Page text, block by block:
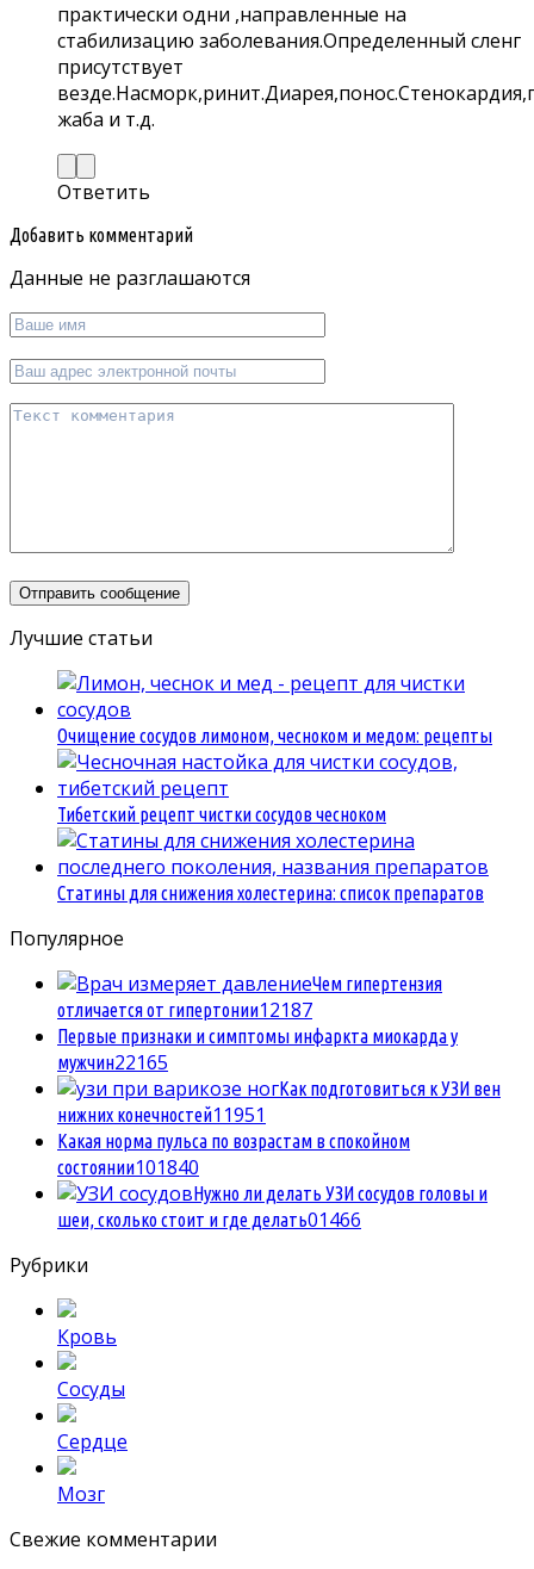
практически одни ,направленные на
стабилизацию заболевания.Определенный сленг
присутствует
жаба и т.д.
Ответить
Добавить комментарий
Данные не разглашаются
Лучшие статьи
Очищение сосудов лимоном, чесноком и медом: рецепты
Тибетский рецепт чистки сосудов чесноком
Статины для снижения холестерина: список препаратов
Популярное
Чем гипертензия
отличается от гипертонии12187
Первые признаки и симптомы инфаркта миокарда у
мужчин22165
Как подготовиться к УЗИ вен
нижних конечностей1 1951
Какая норма пульса по возрастам в спокойном
состоянии101840
Нужно ли делать УЗИ сосудов головы и
шеи, сколько стоит и где делать01466
Рубрики
Кровь
Сосуды
Сердце
Мозг
Свежие комментарии